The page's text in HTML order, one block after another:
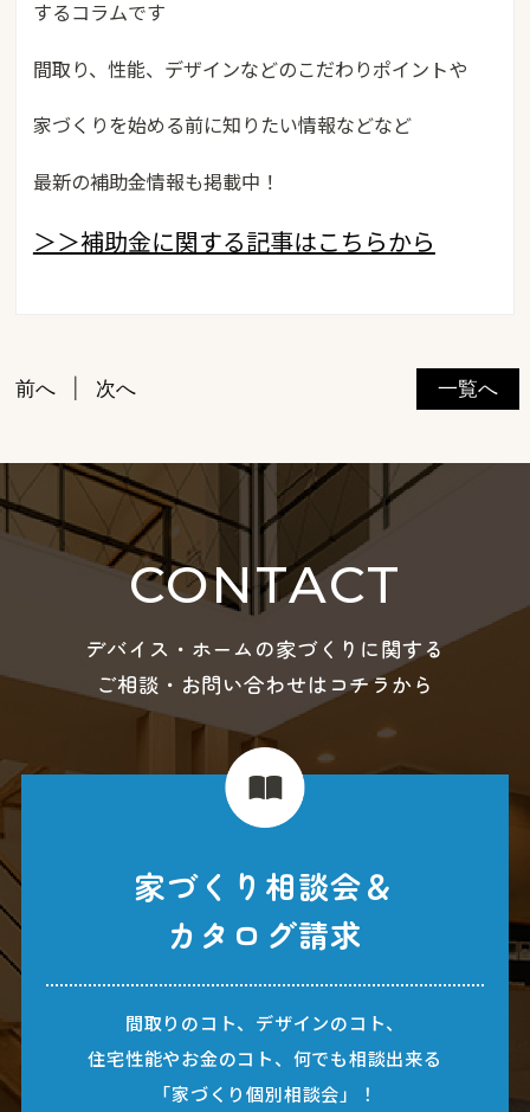
するコラムです
間取り、性能、デザインなどのこだわりポイントや
家づくりを始める前に知りたい情報などなど
最新の補助金情報も掲載中！
＞＞補助金に関する記事はこちらから
一覧へ
前へ 次へ
CONTACT
デバイス・ホームの家づくりに関する
ご相談・お問い合わせはコチラから
家づくり相談会＆
カタログ請求
間取りのコト、デザインのコト、
住宅性能やお金のコト、何でも相談出来る
「家づくり個別相談会」！